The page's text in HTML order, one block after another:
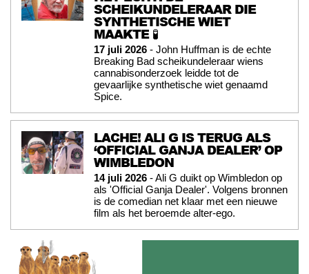
SCHEIKUNDELERAAR DIE
SYNTHETISCHE WIET
MAAKTE 🧪
17 juli 2026 - John Huffman is de echte
Breaking Bad scheikundeleraar wiens
cannabisonderzoek leidde tot de
gevaarlijke synthetische wiet genaamd
Spice.
LACHE! ALI G IS TERUG ALS
‘OFFICIAL GANJA DEALER’ OP
WIMBLEDON
14 juli 2026 - Ali G duikt op Wimbledon op
als 'Official Ganja Dealer'. Volgens bronnen
is de comedian net klaar met een nieuwe
film als het beroemde alter-ego.